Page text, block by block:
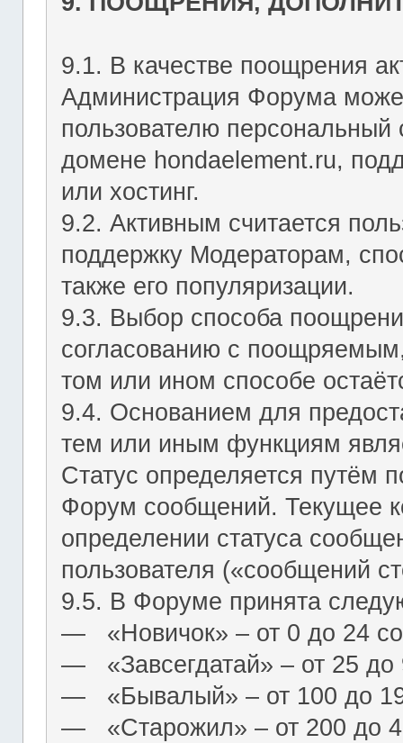
9.1. В качестве поощрения
Администрация Форума
пользователю персональный
домене hondaelement.ru,
или хостинг.
9.2. Активным считается
поддержку Модераторам,
также его популяризации.
9.3. Выбор способа
согласованию с
том или ином способе
9.4. Основанием для
тем или иным функциям
Статус определяется путём
Форум сообщений. Текущее
определении статуса
пользователя («сообщений
9.5. В Форуме принята
― «Новичок» – от 0 до 24
― «Завсегдатай» – от 25 до
― «Бывалый» – от 100 до
― «Старожил» – от 200 до